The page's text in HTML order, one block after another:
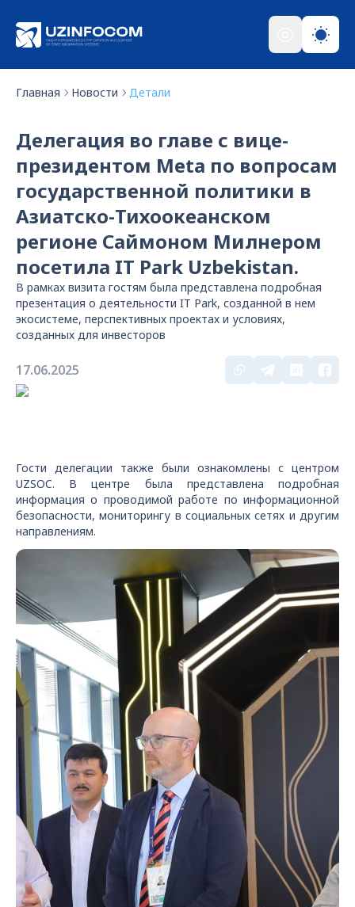
Главная Новости Детали
Делегация во главе с вице-
президентом Meta по вопросам
государственной политики в
Азиатско-Тихоокеанском
регионе Саймоном Милнером
посетила IT Park Uzbekistan.
В рамках визита гостям была представлена подробная
презентация о деятельности IT Park, созданной в нем
экосистеме, перспективных проектах и условиях,
созданных для инвесторов
17.06.2025
Гости делегации также были ознакомлены с центром
UZSOC. В центре была представлена подробная
информация о проводимой работе по информационной
безопасности, мониторингу в социальных сетях и другим
направлениям.